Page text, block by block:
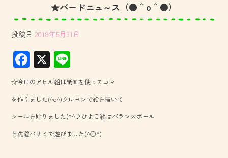
★バードニュ～ス（●＾o＾●）
投稿日 2018年5月31日
F
ac
e
b
o
ok
X
ne
☆今日のアヒル組は紙皿を使ってコマ
を作りました(^o^)クレヨンで絵を描いて
シールを貼りました(^^♪ひよこ組はバランスボール
と洗濯バサミで遊びました(^○^)